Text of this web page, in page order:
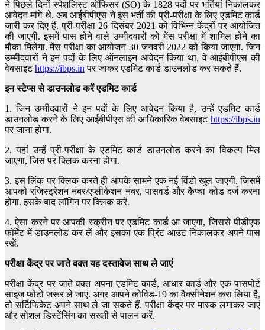
ने पिछले दिनों स्पेशलिस्ट ऑफिसर (SO) के 1828 पदों पर भर्तियां निकालकर
आवेदन मांगे थे. अब आईबीपीएस ने इस भर्ती की प्री-परीक्षा के लिए एडमिट कार्ड
जारी कर दिए हैं. प्री-परीक्षा 26 दिसंबर 2021 को विभिन्न केंद्रों पर आयोजित
की जाएगी. इसमें पास होने वाले उम्मीदवारों को मेंस परीक्षा में शामिल होने का
मौका मिलेगा. मेंस परीक्षा का आयोजन 30 जनवरी 2022 को किया जाएगा. जिन
उम्मीदवारों ने इन पदों के लिए ऑनलाइन आवेदन किया था, वे आईबीपीएस की
वेबसाइटhttps://ibps.inपर जाकर एडमिट कार्ड डाउनलोड कर सकते हैं.
इन स्टेप्स से डाउनलोड करें एडमिट कार्ड
1. जिन उम्मीदवारों ने इन पदों के लिए आवेदन किया है, उन्हें एडमिट कार्ड
डाउनलोड करने के लिए आईबीपीएस की आधिकारिक वेबसाइट https://ibps.in
पर जाना होगा.
2. यहां उन्हें प्री-परीक्षा के एडमिट कार्ड डाउनलोड करने का विकल्प मिल
जाएगा, जिस पर क्लिक करना होगा.
3. इस लिंक पर क्लिक करते ही आपके सामने एक नई विंडो खुल जाएगी, जिसमें
आपको रजिस्ट्रेशन नंबर/एप्लीकेशन नंबर, पासवर्ड और कैप्चा कोड दर्ज करना
होगा. इसके बाद लॉगिन पर क्लिक करें.
4. ऐसा करने पर आपकी स्क्रीन पर एडमिट कार्ड आ जाएगा, जिससे पीडीएफ
फॉर्मेट में डाउनलोड कर लें और इसका एक प्रिंट आउट निकालकर अपने पास
रखें.
परीक्षा केंद्र पर जाते वक्त यह दस्तावेज साथ ले जाएं
परीक्षा केंद्र पर जाते वक्त अपना एडमिट कार्ड, आधार कार्ड और एक पासपोर्ट
साइज फोटो जरूर ले जाएं. अगर आपने कोविड-19 का वैक्सीनेशन करा लिया है,
तो सर्टिफिकेट अपने साथ ले जा सकते हैं. परीक्षा केंद्र पर मास्क लगाकर जाएं
और सोशल डिस्टेंसिंग का सख्ती से पालन करें.